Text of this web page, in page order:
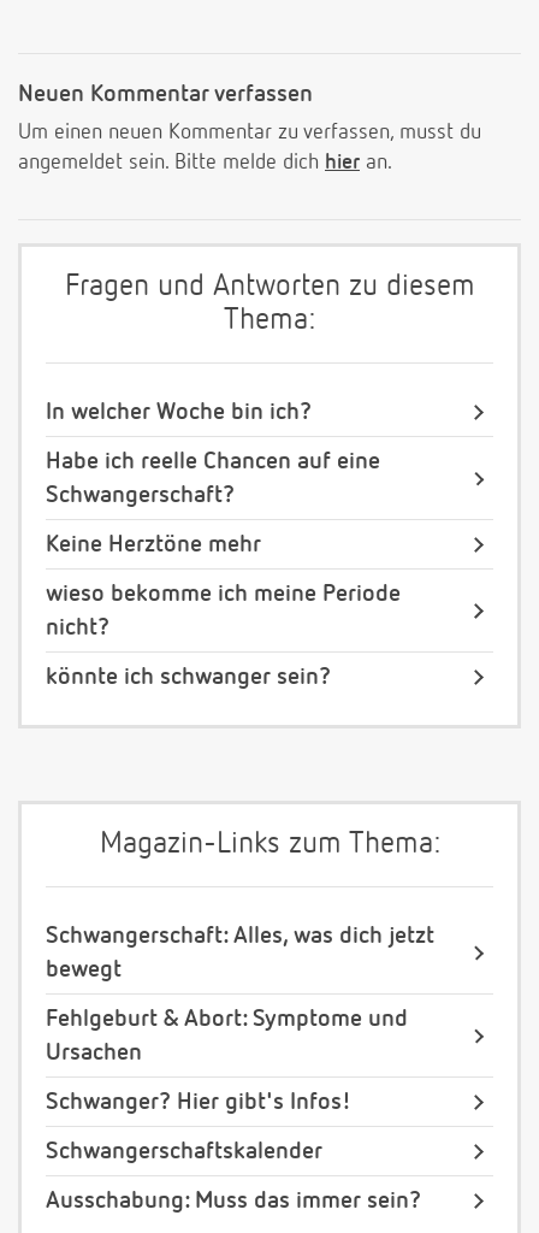
Neuen Kommentar verfassen
Um einen neuen Kommentar zu verfassen, musst du
angemeldet sein. Bitte melde dich hier an.
Fragen und Antworten zu diesem
Thema:
In welcher Woche bin ich?
Habe ich reelle Chancen auf eine
Schwangerschaft?
Keine Herztöne mehr
wieso bekomme ich meine Periode
nicht?
könnte ich schwanger sein?
Magazin-Links zum Thema:
Schwangerschaft: Alles, was dich jetzt
bewegt
Fehlgeburt & Abort: Symptome und
Ursachen
Schwanger? Hier gibt's Infos!
Schwangerschaftskalender
Ausschabung: Muss das immer sein?